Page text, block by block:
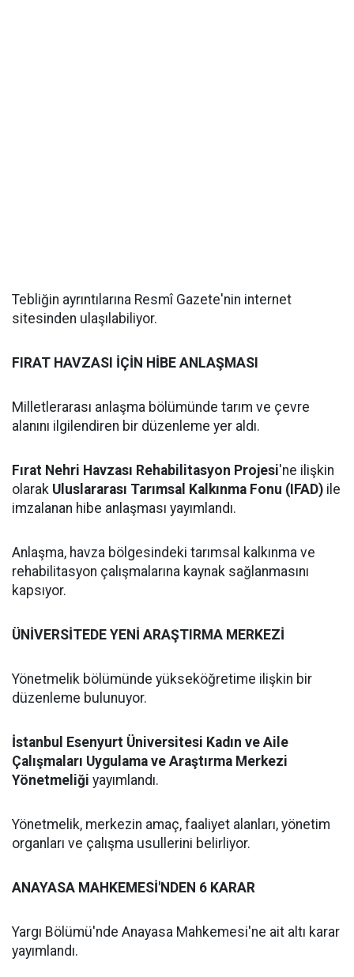
Tebliğin ayrıntılarına Resmî Gazete'nin internet
sitesinden ulaşılabiliyor.
FIRAT HAVZASI İÇİN HİBE ANLAŞMASI
Milletlerarası anlaşma bölümünde tarım ve çevre
alanını ilgilendiren bir düzenleme yer aldı.
Fırat Nehri Havzası Rehabilitasyon Projesi'ne ilişkin
olarak Uluslararası Tarımsal Kalkınma Fonu (IFAD) ile
imzalanan hibe anlaşması yayımlandı.
Anlaşma, havza bölgesindeki tarımsal kalkınma ve
rehabilitasyon çalışmalarına kaynak sağlanmasını
kapsıyor.
ÜNİVERSİTEDE YENİ ARAŞTIRMA MERKEZİ
Yönetmelik bölümünde yükseköğretime ilişkin bir
düzenleme bulunuyor.
İstanbul Esenyurt Üniversitesi Kadın ve Aile
Çalışmaları Uygulama ve Araştırma Merkezi
Yönetmeliği yayımlandı.
Yönetmelik, merkezin amaç, faaliyet alanları, yönetim
organları ve çalışma usullerini belirliyor.
ANAYASA MAHKEMESİ'NDEN 6 KARAR
Yargı Bölümü'nde Anayasa Mahkemesi'ne ait altı karar
yayımlandı.